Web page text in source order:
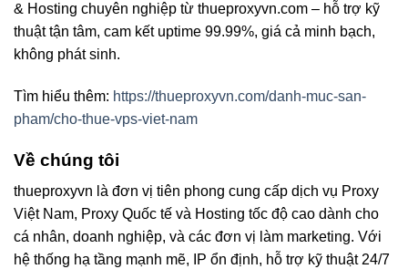
& Hosting chuyên nghiệp từ thueproxyvn.com – hỗ trợ kỹ
thuật tận tâm, cam kết uptime 99.99%, giá cả minh bạch,
không phát sinh.
Tìm hiểu thêm: https://thueproxyvn.com/danh-muc-san-
pham/cho-thue-vps-viet-nam
Về chúng tôi
thueproxyvn là đơn vị tiên phong cung cấp dịch vụ Proxy
Việt Nam, Proxy Quốc tế và Hosting tốc độ cao dành cho
cá nhân, doanh nghiệp, và các đơn vị làm marketing. Với
hệ thống hạ tầng mạnh mẽ, IP ổn định, hỗ trợ kỹ thuật 24/7